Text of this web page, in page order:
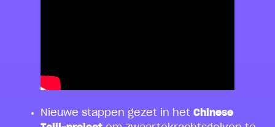
Nieuwe stappen gezet in het Chinese